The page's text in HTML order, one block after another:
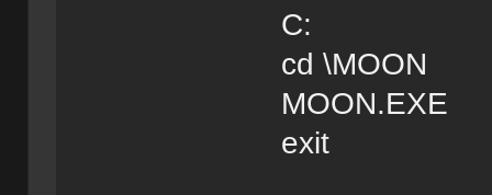
C:
cd \MOON
MOON.EXE
exit